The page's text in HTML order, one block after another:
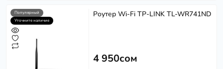
Популярный
Уточните наличие
Роутер Wi-Fi TP-LINK TL-WR741ND
4 950сом